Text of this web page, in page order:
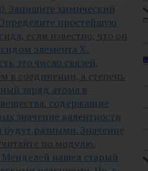
Запишите химический
простейшую
если известно, что он
элемента X.
это число связей,
в соединении, а степень
заряд атома в
содержащие
значение валентности
будут разными. Значение
по модулю.
нашёл старый